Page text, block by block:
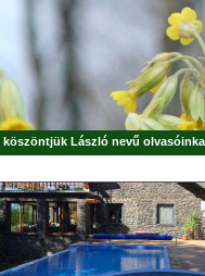
köszöntjük László nevű